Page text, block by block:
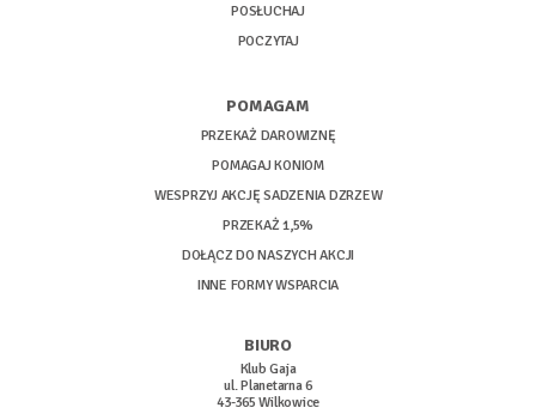
POSŁUCHAJ
POCZYTAJ
POMAGAM
PRZEKAŻ DAROWIZNĘ
POMAGAJ KONIOM
WESPRZYJ AKCJĘ SADZENIA DZRZEW
PRZEKAŻ 1,5%
DOŁĄCZ DO NASZYCH AKCJI
INNE FORMY WSPARCIA
BIURO
Klub Gaja
ul. Planetarna 6
43-365 Wilkowice